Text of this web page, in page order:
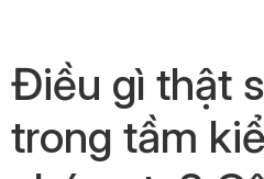
Điều gì thật
trong tầm